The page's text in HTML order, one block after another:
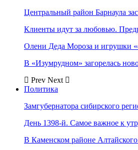
Центральный район Барнаула
Клиенты идут за любовью.
Олени Деда Мороза и игрушки
В «Изумрудном» загорелась
Prev Next
Политика
Замгубернатора сибирского
День 1398-й. Самое важное к
В Каменском районе